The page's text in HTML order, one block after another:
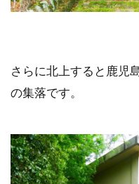
さらに北上すると鹿児
の集落です。